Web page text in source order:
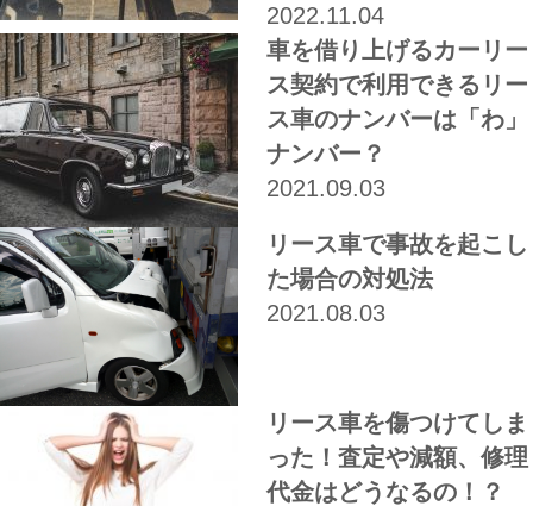
2022.11.04
車を借り上げるカーリー
ス契約で利用できるリー
ス車のナンバーは「わ」
ナンバー？
2021.09.03
リース車で事故を起こし
た場合の対処法
2021.08.03
リース車を傷つけてしま
った！査定や減額、修理
代金はどうなるの！？